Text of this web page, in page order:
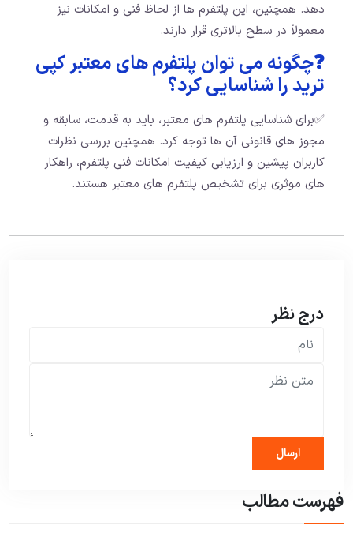
دهد. همچنین، این پلتفرم ها از لحاظ فنی و امکانات نیز
معمولاً در سطح بالاتری قرار دارند.
❓چگونه می توان پلتفرم های معتبر کپی
ترید را شناسایی کرد؟
✅برای شناسایی پلتفرم های معتبر، باید به قدمت، سابقه و
مجوز های قانونی آن ها توجه کرد. همچنین بررسی نظرات
کاربران پیشین و ارزیابی کیفیت امکانات فنی پلتفرم، راهکار
های موثری برای تشخیص پلتفرم های معتبر هستند.
درج نظر
فهرست مطالب